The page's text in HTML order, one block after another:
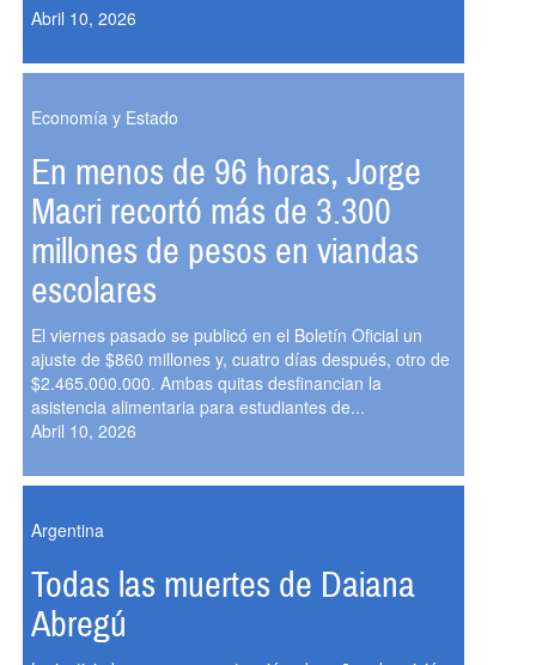
Abril 10, 2026
Economía y Estado
En menos de 96 horas, Jorge
Macri recortó más de 3.300
millones de pesos en viandas
escolares
El viernes pasado se publicó en el Boletín Oficial un
ajuste de $860 millones y, cuatro días después, otro de
$2.465.000.000. Ambas quitas desfinancian la
asistencia alimentaria para estudiantes de...
Abril 10, 2026
Argentina
Todas las muertes de Daiana
Abregú